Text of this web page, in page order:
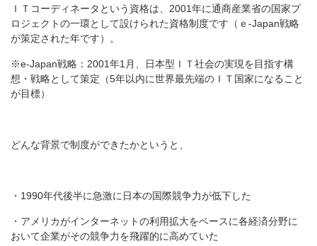
ＩＴコーディネータという資格は、2001年に通商産業省の国家プ
ロジェクトの一環として設けられた資格制度です（ｅ-Japan戦略
が策定された年です）。
※e-Japan戦略：2001年1月、日本型ＩＴ社会の実現を目指す構
想・戦略として策定（5年以内に世界最先端のＩＴ国家になること
が目標）
どんな背景で制度ができたかというと、
・1990年代後半に急激に日本の国際競争力が低下した
・アメリカがインターネットの利用拡大をベースに各経済分野に
おいて企業がその競争力を飛躍的に高めていた